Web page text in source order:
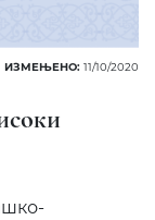
ИЗМЕЊЕНО: 11/10/2020